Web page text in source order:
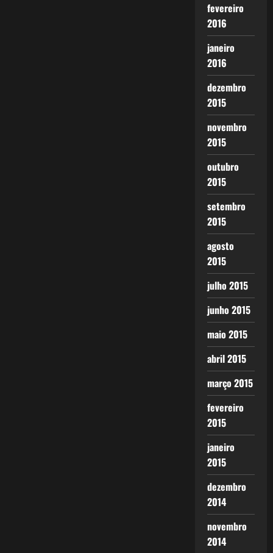
fevereiro
2016
janeiro
2016
dezembro
2015
novembro
2015
outubro
2015
setembro
2015
agosto
2015
julho 2015
junho 2015
maio 2015
abril 2015
março 2015
fevereiro
2015
janeiro
2015
dezembro
2014
novembro
2014